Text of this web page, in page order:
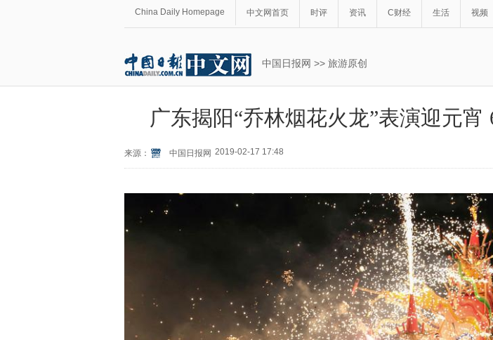
China Daily Homepage 中文网首页 时评 资讯 C财经 生活 视频
中国日报网 >> 旅游原创
广东揭阳“乔林烟花火龙”表演迎元
来源： 中国日报网 2019-02-17 17:48